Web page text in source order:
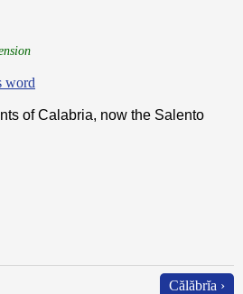
word
of Calabria, now the Salento
Călăbrĭa ›